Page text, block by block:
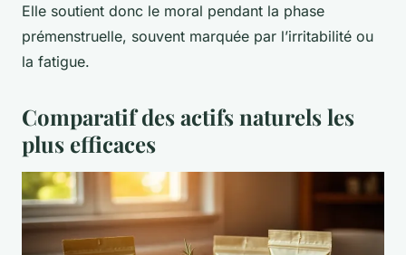
Elle soutient donc le moral pendant la phase
prémenstruelle, souvent marquée par l’irritabilité ou
la fatigue.
Comparatif des actifs naturels les
plus efficaces